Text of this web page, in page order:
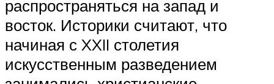
распространяться на запад и
восток. Историки считают, что
начиная с XXII столетия
искусственным разведением